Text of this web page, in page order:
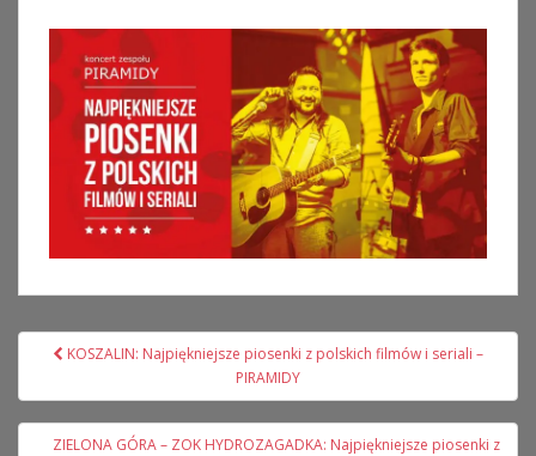
Nawigacja
KOSZALIN: Najpiękniejsze piosenki z polskich filmów i seriali –
PIRAMIDY
ZIELONA GÓRA – ZOK HYDROZAGADKA: Najpiękniejsze piosenki z